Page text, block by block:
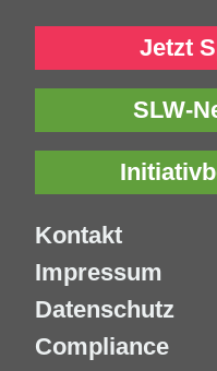
Jetzt
SLW-
Kontakt
Impressum
Datenschutz
Compliance